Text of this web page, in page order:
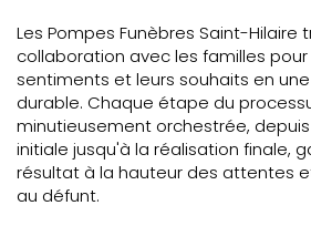
Les Pompes Funèbres Saint-
collaboration avec les familles
sentiments et leurs souhaits en
durable. Chaque étape du
minutieusement orchestrée,
initiale jusqu'à la réalisation finale,
résultat à la hauteur des attentes
au défunt.